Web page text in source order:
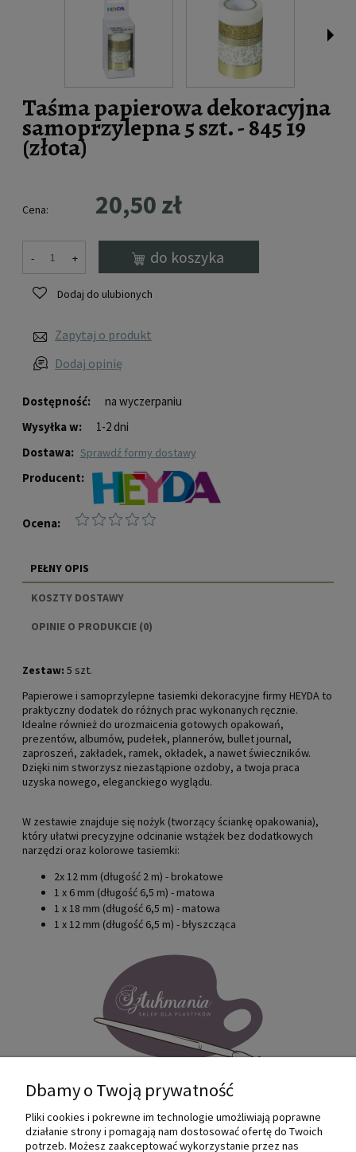
Taśma papierowa dekoracyjna
samoprzylepna 5 szt. - 845 19
(złota)
Dostępność:
na wyczerpaniu
Wysyłka w:
1-2 dni
Dostawa:
sprawdź formy dostawy
Producent:
Ocena:
Cena: 20,50 zł
- + do koszyka
Dodaj do ulubionych
Zapytaj o produkt
Dodaj opinię
PEŁNY OPIS
KOSZTY DOSTAWY
CENA NIE ZAWIERA EWENTUALNYCH KOSZTÓW
OPINIE O PRODUKCIE (0)
Zestaw: 5 szt.
Papierowe i samoprzylepne tasiemki dekoracyjne firmy HEYDA to
praktyczny dodatek do różnych prac wykonanych ręcznie.
Idealne również do urozmaicenia gotowych opakowań,
prezentów, albumów, pudełek, plannerów, bullet journal,
zaproszeń, zakładek, ramek, okładek, a nawet świeczników.
Dzięki nim stworzysz niezastąpione ozdoby, a twoja praca
uzyska nowego, eleganckiego wyglądu.
W zestawie znajduje się nożyk (tworzący ściankę opakowania),
który ułatwi precyzyjne odcinanie wstążek bez dodatkowych
narzędzi oraz kolorowe tasiemki:
2x 12 mm (długość 2 m) - brokatowe
1 x 6 mm (długość 6,5 m) - matowa
1 x 18 mm (długość 6,5 m) - matowa
1 x 12 mm (długość 6,5 m) - błyszcząca
Internetowy sklep dla plastyków
SZTUKMANIA. Profesjonalne artykuły dla
Dbamy o Twoją prywatność
Pliki cookies i pokrewne im technologie umożliwiają poprawne
działanie strony i pomagają nam dostosować ofertę do Twoich
potrzeb. Możesz zaakceptować wykorzystanie przez nas